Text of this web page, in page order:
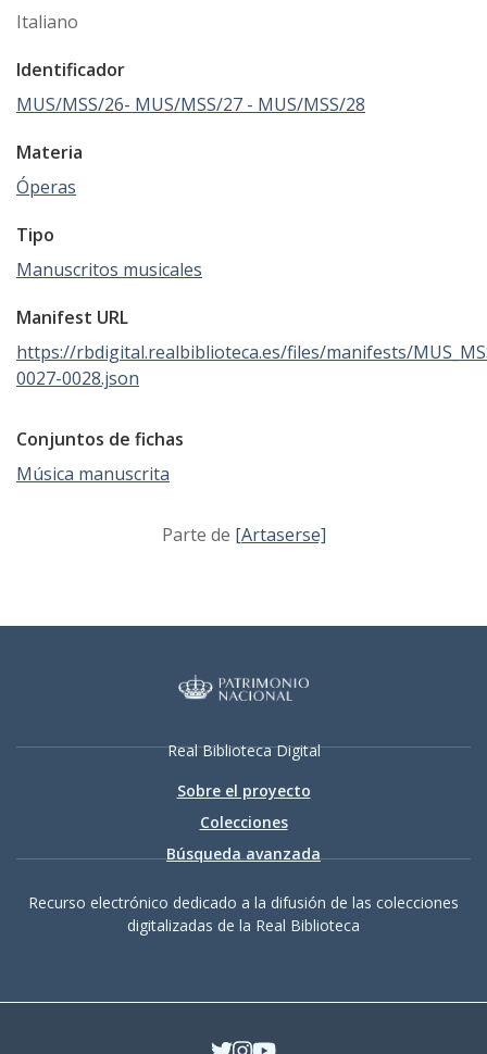
Italiano
Identificador
MUS/MSS/26- MUS/MSS/27 - MUS/MSS/28
Materia
Óperas
Tipo
Manuscritos musicales
Manifest URL
https://rbdigital.realbiblioteca.es/files/manifests/
0027-0028.json
Conjuntos de fichas
Música manuscrita
Parte de [Artaserse]
Real Biblioteca Digital
Sobre el proyecto
Colecciones
Búsqueda avanzada
Recurso electrónico dedicado a la difusión de las colecciones
digitalizadas de la Real Biblioteca